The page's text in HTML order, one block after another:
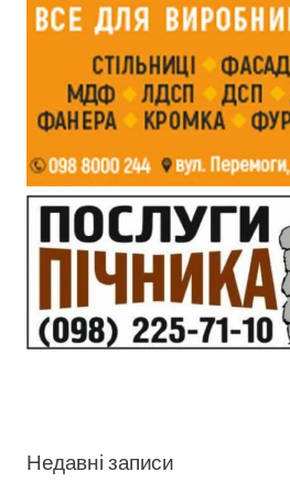
Недавні записи